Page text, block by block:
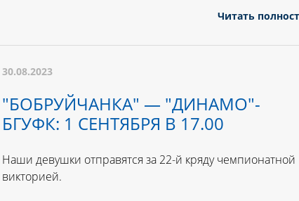
Читать
30.08.2023
"БОБРУЙЧАНКА" — "ДИНАМО"-
БГУФК: 1 СЕНТЯБРЯ В 17.00
Наши девушки отправятся за 22-й кряду чемпионатной
викторией.